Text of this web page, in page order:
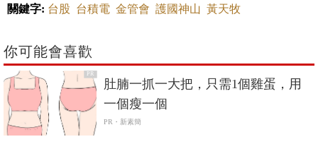
關鍵字: 台股 台積電 金管會 護國神山 黃天牧
你可能會喜歡
PR
肚腩一抓一大把，只需1個雞蛋，用
一個瘦一個
PR・新素簡